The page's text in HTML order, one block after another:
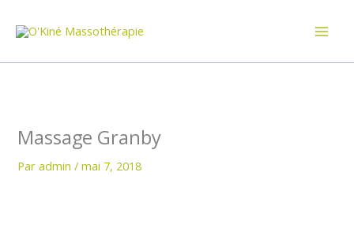
Massage Granby
Paradmin/mai 7, 2018